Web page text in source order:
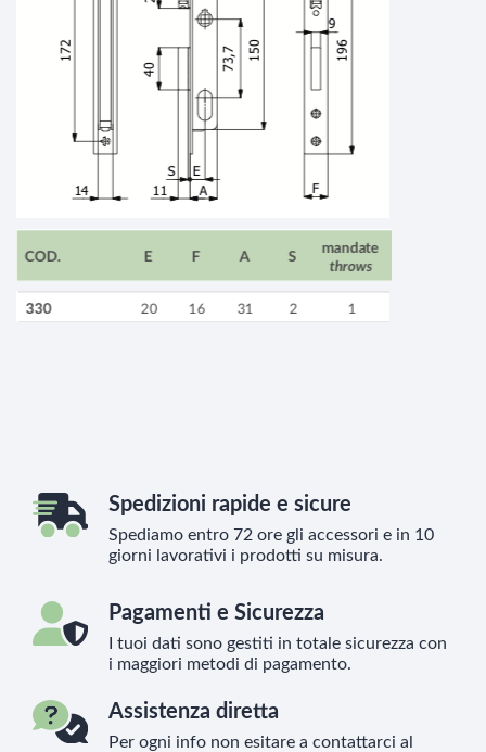
Spedizioni rapide e sicure
Spediamo entro 72 ore gli accessori e in 10
giorni lavorativi i prodotti su misura.
Pagamenti e Sicurezza
I tuoi dati sono gestiti in totale sicurezza con
i maggiori metodi di pagamento.
Assistenza diretta
Per ogni info non esitare a contattarci al